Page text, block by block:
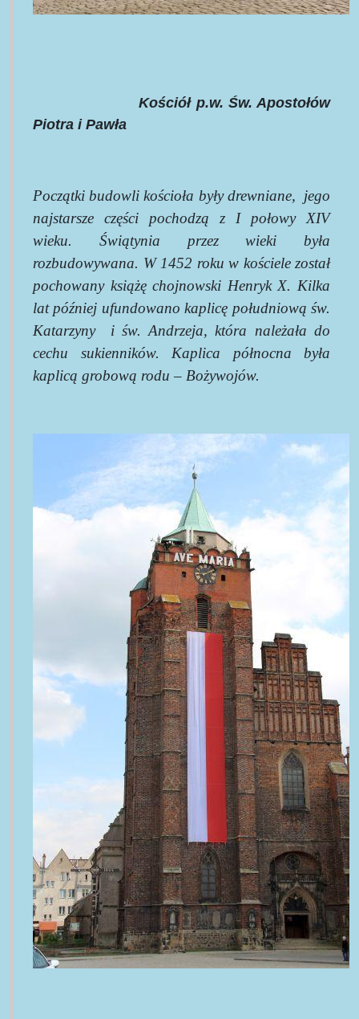
Kościół p.w. Św. Apostołów
Piotra i Pawła
Początki budowli kościoła były drewniane, jego
najstarsze części pochodzą z I połowy XIV
wieku. Świątynia przez wieki była
rozbudowywana. W 1452 roku w kościele został
pochowany książę chojnowski Henryk X. Kilka
lat później ufundowano kaplicę południową św.
Katarzyny
i św. Andrzeja, która należała do
cechu sukienników. Kaplica północna była
kaplicą grobową rodu – Bożywojów.